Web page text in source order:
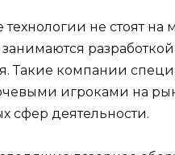
не стоят
Такие компании
игроками на
сфер деятельности.